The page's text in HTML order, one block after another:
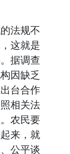
法规不
这就是
据调查
因缺乏
台合作
相关法
农民要
来，就
公平谈